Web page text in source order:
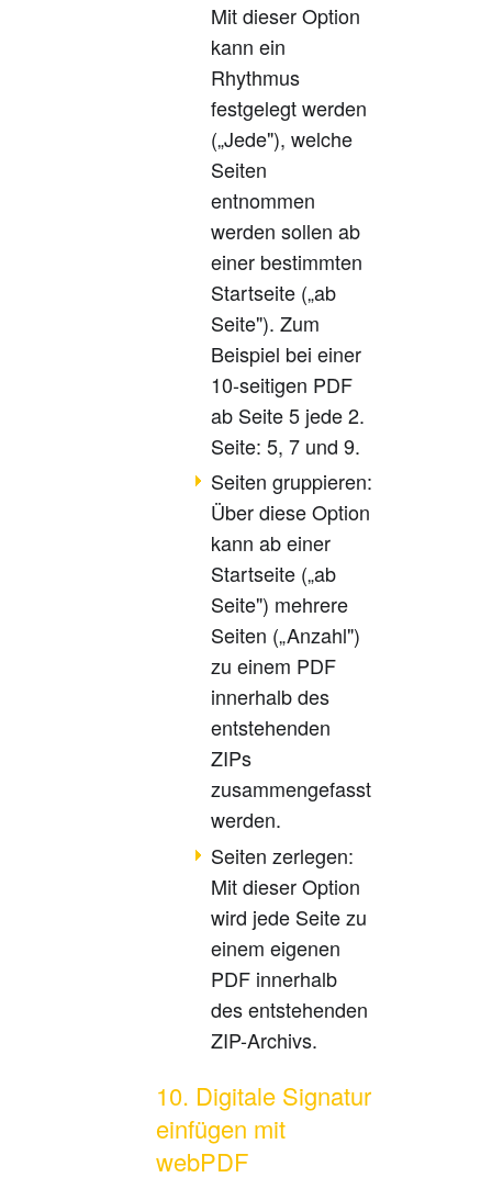
Mit dieser Option
kann ein
Rhythmus
festgelegt werden
(„Jede"), welche
Seiten
entnommen
werden sollen ab
einer bestimmten
Startseite („ab
Seite"). Zum
Beispiel bei einer
10-seitigen PDF
ab Seite 5 jede 2.
Seite: 5, 7 und 9.
Seiten gruppieren:
Über diese Option
kann ab einer
Startseite („ab
Seite") mehrere
Seiten („Anzahl")
zu einem PDF
innerhalb des
entstehenden
ZIPs
zusammengefasst
werden.
Seiten zerlegen:
Mit dieser Option
wird jede Seite zu
einem eigenen
PDF innerhalb
des entstehenden
ZIP-Archivs.
10. Digitale Signatur
einfügen mit
webPDF